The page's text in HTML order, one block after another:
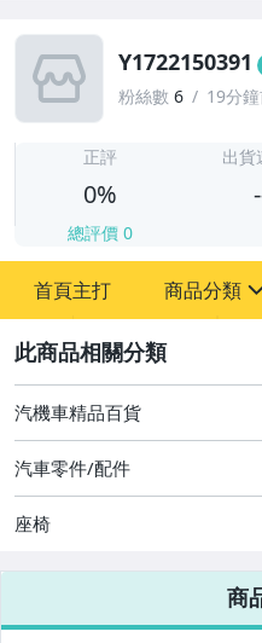
Y1722150391
粉絲數 6 19分
正評
0%
總評價 0
出貨
首頁主打 商品分類
圖書/影音/文具
古董、藝術與礦石
手機、配件與通訊
美容保養與彩妝
電腦、平板與周邊
汽機車精品百貨
汽車零件/配件
座椅
商